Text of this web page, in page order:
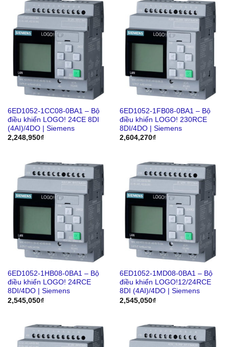
6ED1052-1CC08-0BA1 – Bộ
điều khiển LOGO! 24CE 8DI
(4AI)/4DO | Siemens
2,248,950₫
6ED1052-1FB08-0BA1 – Bộ
điều khiển LOGO! 230RCE
8DI/4DO | Siemens
2,604,270₫
6ED1052-1HB08-0BA1 – Bộ
điều khiển LOGO! 24RCE
8DI/4DO | Siemens
2,545,050₫
6ED1052-1MD08-0BA1 – Bộ
điều khiển LOGO!12/24RCE
8DI (4AI)/4DO | Siemens
2,545,050₫